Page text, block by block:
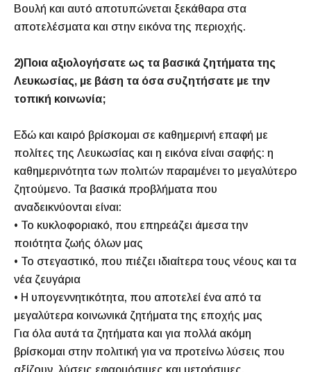
Βουλή και αυτό αποτυπώνεται ξεκάθαρα στα
αποτελέσματα και στην εικόνα της περιοχής.
2)Ποια αξιολογήσατε ως τα βασικά ζητήματα της
Λευκωσίας, με βάση τα όσα συζητήσατε με την
τοπική κοινωνία;
Εδώ και καιρό βρίσκομαι σε καθημερινή επαφή με
πολίτες της Λευκωσίας και η εικόνα είναι σαφής: η
καθημερινότητα των πολιτών παραμένει το μεγαλύτερο
ζητούμενο. Τα βασικά προβλήματα που
αναδεικνύονται είναι:
• Το κυκλοφοριακό, που επηρεάζει άμεσα την
ποιότητα ζωής όλων μας
• Το στεγαστικό, που πιέζει ιδιαίτερα τους νέους και τα
νέα ζευγάρια
• Η υπογεννητικότητα, που αποτελεί ένα από τα
μεγαλύτερα κοινωνικά ζητήματα της εποχής μας
Για όλα αυτά τα ζητήματα και για πολλά ακόμη
βρίσκομαι στην πολιτική για να προτείνω λύσεις που
αξίζουν, λύσεις εφαρμόσιμες και μετρήσιμες.